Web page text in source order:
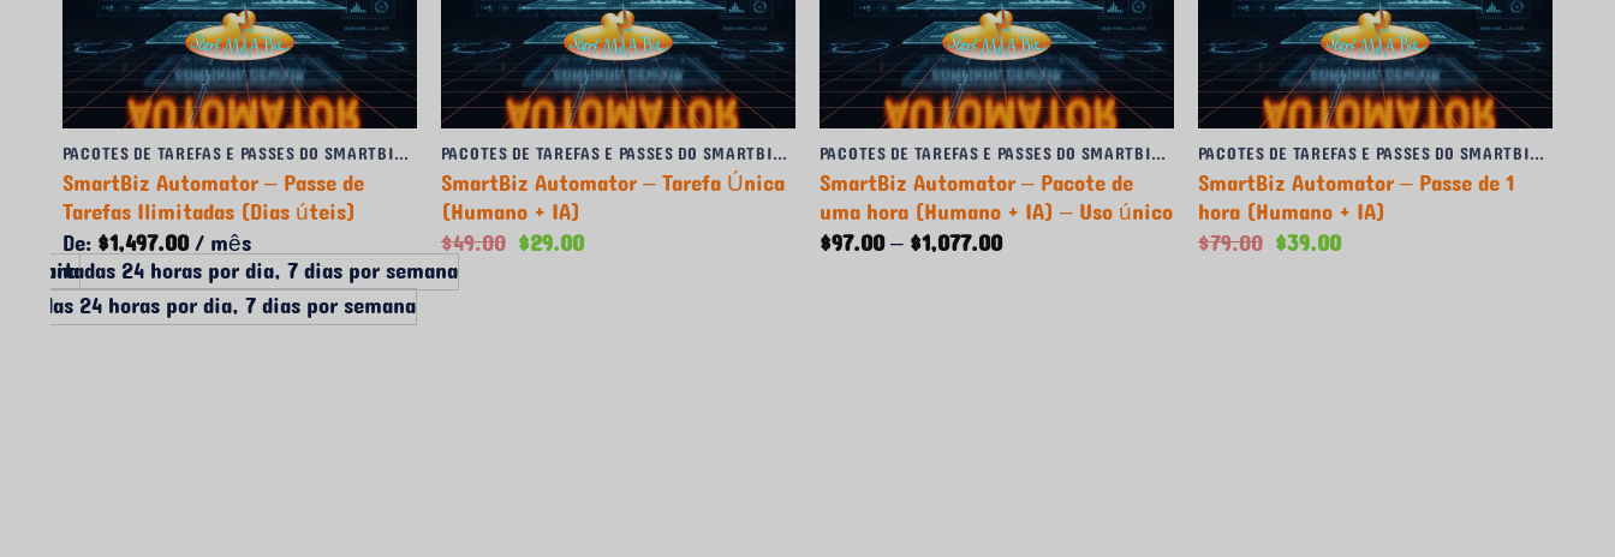
PACOTES DE TAREFAS E PASSES DO SMARTBIZ AUTOMATOR
SmartBiz Automator – Passe de
Tarefas Ilimitadas (Dias úteis)
De:$1,497.00/ mês
PACOTES DE TAREFAS E PASSES DO SMARTBIZ AUTOMATOR
SmartBiz Automator – Tarefa Única
(Humano + IA)
$49.00 O
preço
$29.00O
PACOTES DE TAREFAS E PASSES DO SMARTBIZ AUTOMATOR
SmartBiz Automator – Pacote de
uma hora (Humano + IA) – Uso único
$97.00–$1,077.00Faixa
de
PACOTES DE TAREFAS E PASSES DO SMARTBIZ AUTOMATOR
SmartBiz Automator – Passe de 1
hora (Humano + IA)
$79.00 O
preço
$39.00O
ilimitadas 24 horas por dia, 7 dias por semana
24 horas por dia, 7 dias por semana